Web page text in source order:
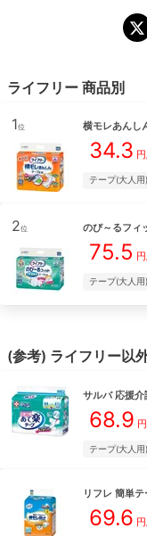
ライフリー 商品別
1位 横モレあんし
34.3
テープ(大人用)
2位 のび～るフィ
75.5
テープ(大人用)
(参考) ライフリー以
サルバ 応援
68.9
テープ(大人用)
リフレ 簡単テ
69.6